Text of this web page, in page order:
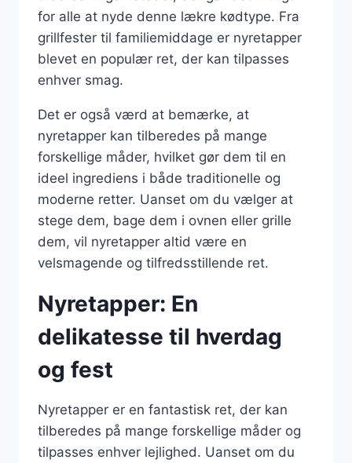
for alle at nyde denne lækre kødtype. Fra
grillfester til familiemiddage er nyretapper
blevet en populær ret, der kan tilpasses
enhver smag.
Det er også værd at bemærke, at
nyretapper kan tilberedes på mange
forskellige måder, hvilket gør dem til en
ideel ingrediens i både traditionelle og
moderne retter. Uanset om du vælger at
stege dem, bage dem i ovnen eller grille
dem, vil nyretapper altid være en
velsmagende og tilfredsstillende ret.
Nyretapper: En
delikatesse til hverdag
og fest
Nyretapper er en fantastisk ret, der kan
tilberedes på mange forskellige måder og
tilpasses enhver lejlighed. Uanset om du